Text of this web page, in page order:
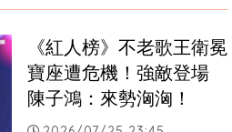
《紅人榜》不老歌王衛冕
寶座遭危機！強敵登場
陳子鴻：來勢洶洶！